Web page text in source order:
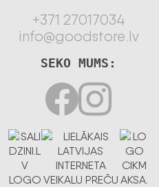
+371 27017034
info@goodstore.lv
SEKO MUMS: